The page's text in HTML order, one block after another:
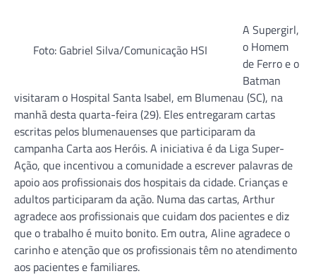
Foto: Gabriel Silva/Comunicação HSI
A Supergirl,
o Homem
de Ferro e o
Batman
visitaram o Hospital Santa Isabel, em Blumenau (SC), na
manhã desta quarta-feira (29). Eles entregaram cartas
escritas pelos blumenauenses que participaram da
campanha Carta aos Heróis. A iniciativa é da Liga Super-
Ação, que incentivou a comunidade a escrever palavras de
apoio aos profissionais dos hospitais da cidade. Crianças e
adultos participaram da ação. Numa das cartas, Arthur
agradece aos profissionais que cuidam dos pacientes e diz
que o trabalho é muito bonito. Em outra, Aline agradece o
carinho e atenção que os profissionais têm no atendimento
aos pacientes e familiares.